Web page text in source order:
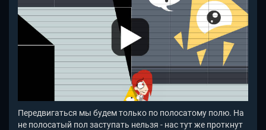
Передвигаться мы будем только по полосатому полю. На
не полосатый пол заступать нельзя - нас тут же проткнут